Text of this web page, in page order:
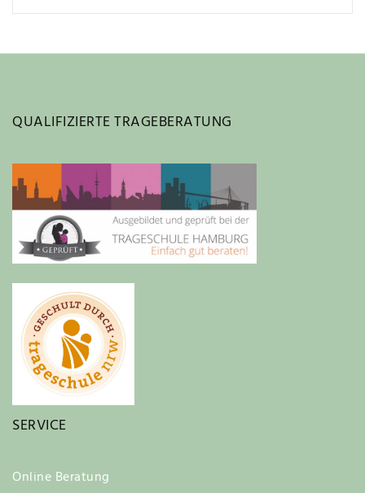
QUALIFIZIERTE TRAGEBERATUNG
SERVICE
Online Beratung